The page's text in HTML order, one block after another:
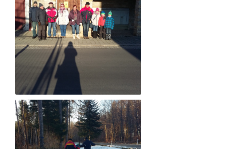
GRUPPENFOTO AM
TREFFPUNKT AN DER
BUSHALTESTELLE